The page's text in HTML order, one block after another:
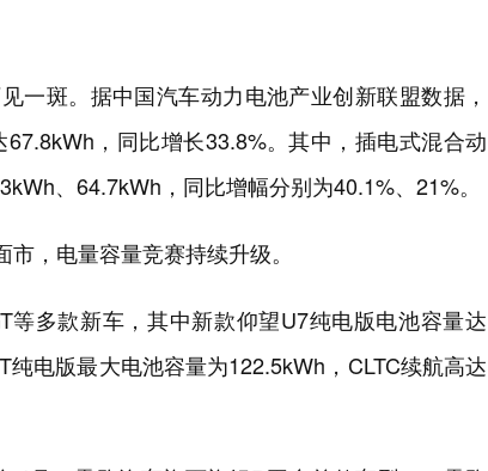
一斑。据中国汽车动力电池产业创新联盟数据，
，同比增长33.8%。其中，插电式混合动
、64.7kWh，同比增幅分别为40.1%、21%。
，电量容量竞赛持续升级。
多款新车，其中新款仰望U7纯电版电池容量达
电版最大电池容量为122.5kWh，CLTC续航高达